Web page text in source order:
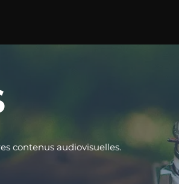
contenus audiovisuelles.